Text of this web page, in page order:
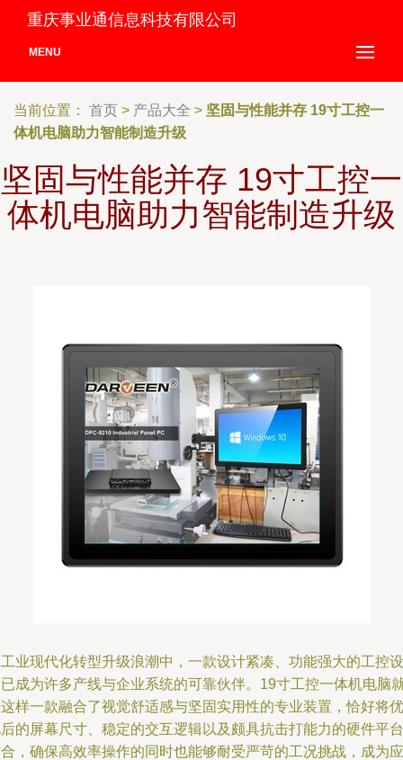
重庆事业通信息科技有限公司
MENU
当前位置： 首页 > 产品大全 > 坚固与性能并存 19寸工控一
体机电脑助力智能制造升级
坚固与性能并存 19寸工控一
体机电脑助力智能制造升级
业现代化转型升级浪潮中，一款设计紧凑、功能强大的工控设
成为许多产线与企业系统的可靠伙伴。19寸工控一体机电脑
样一款融合了视觉舒适感与坚固实用性的专业装置，恰好将优
的屏幕尺寸、稳定的交互逻辑以及颇具抗击打能力的硬件平台
，确保高效率操作的同时也能够耐受严苛的工况挑战，成为应